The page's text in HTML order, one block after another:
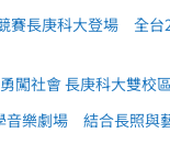
賽長庚科大登場 全台
闖社會 長庚科大雙校
音樂劇場 結合長照與